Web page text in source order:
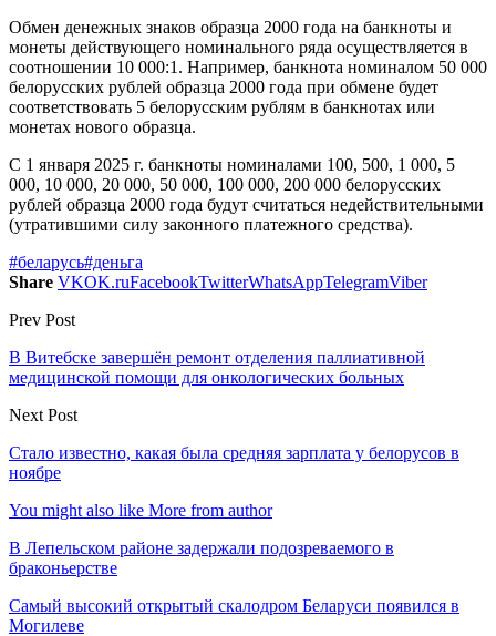
Обмен денежных знаков образца 2000 года на банкноты и
монеты действующего номинального ряда осуществляется в
соотношении 10 000:1. Например, банкнота номиналом 50 000
белорусских рублей образца 2000 года при обмене будет
соответствовать 5 белорусским рублям в банкнотах или
монетах нового образца.
С 1 января 2025 г. банкноты номиналами 100, 500, 1 000, 5
000, 10 000, 20 000, 50 000, 100 000, 200 000 белорусских
рублей образца 2000 года будут считаться недействительными
(утратившими силу законного платежного средства).
#беларусь#деньга
Share VKOK.ruFacebookTwitterWhatsAppTelegramViber
Prev Post
В Витебске завершён ремонт отделения паллиативной
медицинской помощи для онкологических больных
Next Post
Стало известно, какая была средняя зарплата у белорусов в
ноябре
You might also like More from author
В Лепельском районе задержали подозреваемого в
браконьерстве
Самый высокий открытый скалодром Беларуси появился в
Могилеве